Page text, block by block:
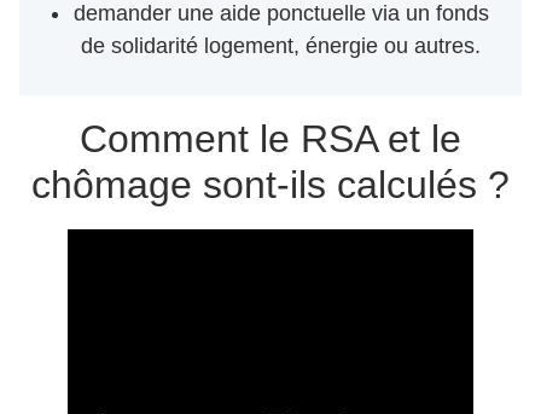
demander une aide ponctuelle via un fonds
de solidarité logement, énergie ou autres.
Comment le RSA et le
chômage sont-ils calculés ?